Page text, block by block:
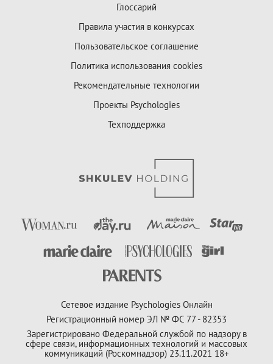
Глоссарий
Правила участия в конкурсах
Пользовательское соглашение
Политика использования cookies
Рекомендательные технологии
Проекты Psychologies
Техподдержка
Сетевое издание Psychologies Онлайн
Регистрационный номер ЭЛ № ФС 77 - 82353
Зарегистрировано Федеральной службой по надзору в
сфере связи, информационных технологий и массовых
коммуникаций (Роскомнадзор) 23.11.2021 18+